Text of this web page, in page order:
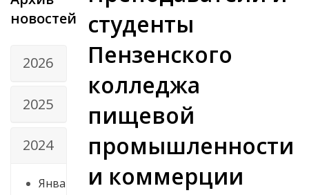
новостей
2026
2025
2024
Янва
студенты
Пензенского
колледжа
пищевой
промышленности
и коммерции